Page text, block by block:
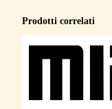
Prodotti correlati